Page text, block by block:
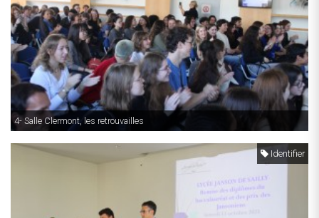
4- Salle Clermont, les retrouvailles
Identifier